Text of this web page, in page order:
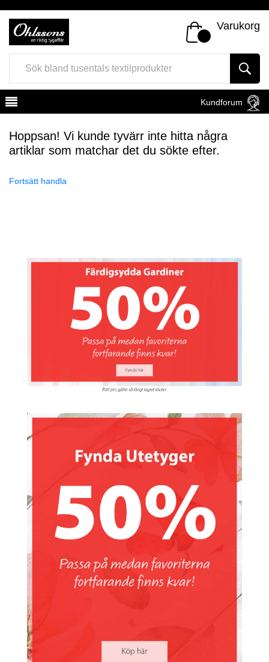
Varukorg
Kundforum
Hoppsan! Vi kunde tyvärr inte hitta några
artiklar som matchar det du sökte efter.
Fortsätt handla